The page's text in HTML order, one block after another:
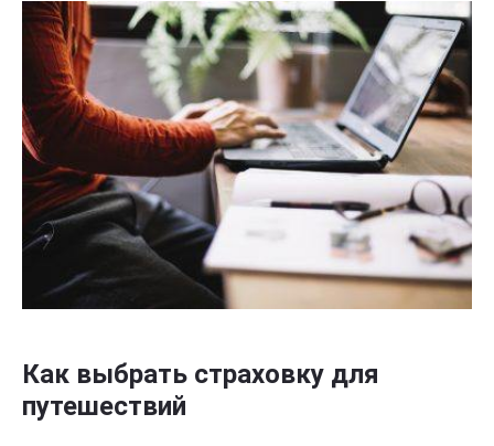
Как выбрать страховку для
путешествий